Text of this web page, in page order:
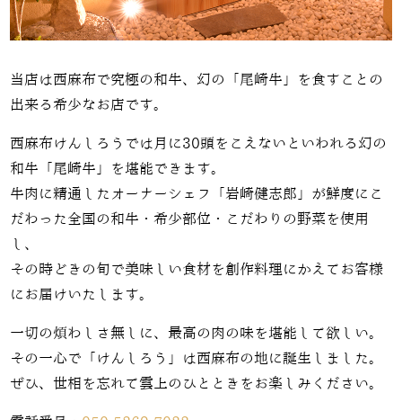
当店は西麻布で究極の和牛、幻の「尾崎牛」を食すことの
出来る希少なお店です。
西麻布けんしろうでは月に30頭をこえないといわれる幻の
和牛「尾崎牛」を堪能できます。
牛肉に精通したオーナーシェフ「岩崎健志郎」が鮮度にこ
だわった全国の和牛・希少部位・こだわりの野菜を使用
し、
その時どきの旬で美味しい食材を創作料理にかえてお客様
にお届けいたします。
一切の煩わしさ無しに、最高の肉の味を堪能して欲しい。
その一心で「けんしろう」は西麻布の地に誕生しました。
ぜひ、世相を忘れて雲上のひとときをお楽しみください。